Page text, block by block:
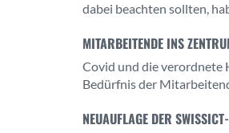
dabei beachten sollten,
MITARBEITENDE INS
Covid und die verordnete
Bedürfnis der
NEUAUFLAGE DER